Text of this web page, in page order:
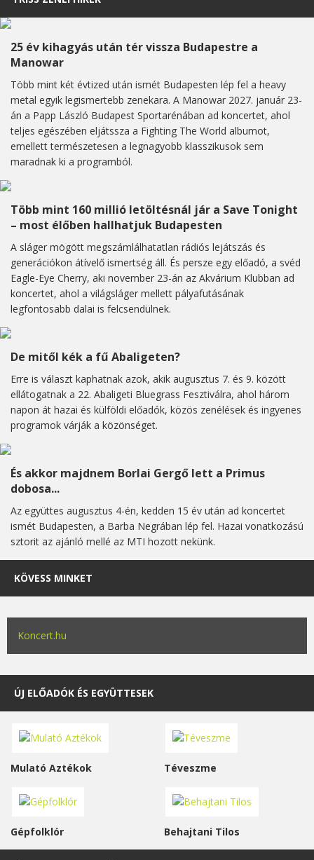
25 év kihagyás után tér vissza Budapestre a
Manowar
Több mint két évtized után ismét Budapesten lép fel a heavy
metal egyik legismertebb zenekara. A Manowar 2027. január 23-
án a Papp László Budapest Sportarénában ad koncertet, ahol
teljes egészében eljátssza a Fighting The World albumot,
emellett természetesen a legnagyobb klasszikusok sem
maradnak ki a programból.
Több mint 160 millió letöltésnál jár a Save Tonight
– most élőben hallhatjuk Budapesten
A sláger mögött megszámlálhatatlan rádiós lejátszás és
generációkon átívelő ismertség áll. És persze egy előadó, a svéd
Eagle-Eye Cherry, aki november 23-án az Akvárium Klubban ad
koncertet, ahol a világsláger mellett pályafutásának
legfontosabb dalai is felcsendülnek.
De mitől kék a fű Abaligeten?
Erre is választ kaphatnak azok, akik augusztus 7. és 9. között
ellátogatnak a 22. Abaligeti Bluegrass Fesztiválra, ahol három
napon át hazai és külföldi előadók, közös zenélések és ingyenes
programok várják a közönséget.
És akkor majdnem Borlai Gergő lett a Primus
dobosa...
Az együttes augusztus 4-én, kedden 15 év után ad koncertet
ismét Budapesten, a Barba Negrában lép fel. Hazai vonatkozású
sztorit az ajánló mellé az MTI hozott nekünk.
KÖVESS MINKET
Koncert.hu
ÚJ ELŐADÓK ÉS EGYÜTTESEK
Mulató Aztékok Téveszme
Gépfolklór Behajtani Tilos